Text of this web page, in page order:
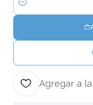
Cantidad
Agregar a